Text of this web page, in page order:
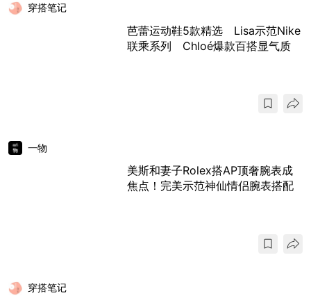
穿搭笔记
芭蕾运动鞋5款精选 Lisa示范Nike
联乘系列 Chloé爆款百搭显气质
一物
美斯和妻子Rolex搭AP顶奢腕表成
焦点！完美示范神仙情侣腕表搭配
穿搭笔记